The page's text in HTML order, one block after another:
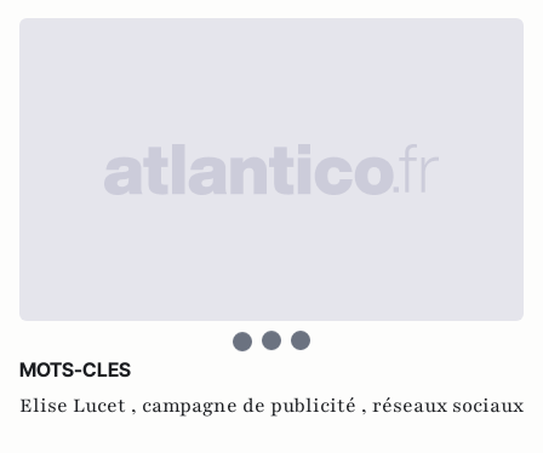
MOTS-CLES
Elise Lucet , campagne de publicité , réseaux sociaux